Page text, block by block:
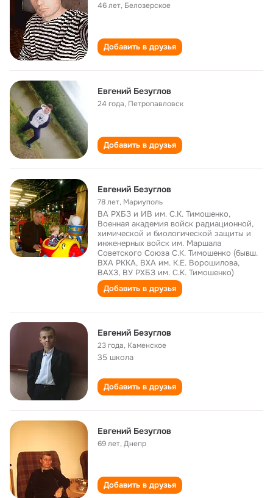
46 лет, Белозерское
Добавить в друзья
Евгений Безуглов
24 года, Петропавловск
Добавить в друзья
Евгений Безуглов
78 лет, Мариуполь
ВА РХБЗ и ИВ им. С.К. Тимошенко,
Военная академия войск радиационной,
химической и биологической защиты и
инженерных войск им. Маршала
Советского Союза С.К. Тимошенко (бывш.
ВХА РККА, ВХА им. К.Е. Ворошилова,
ВАХЗ, ВУ РХБЗ им. С.К. Тимошенко)
Добавить в друзья
Евгений Безуглов
23 года, Каменское
35 школа
Добавить в друзья
Евгений Безуглов
69 лет,Днепр
Добавить в друзья